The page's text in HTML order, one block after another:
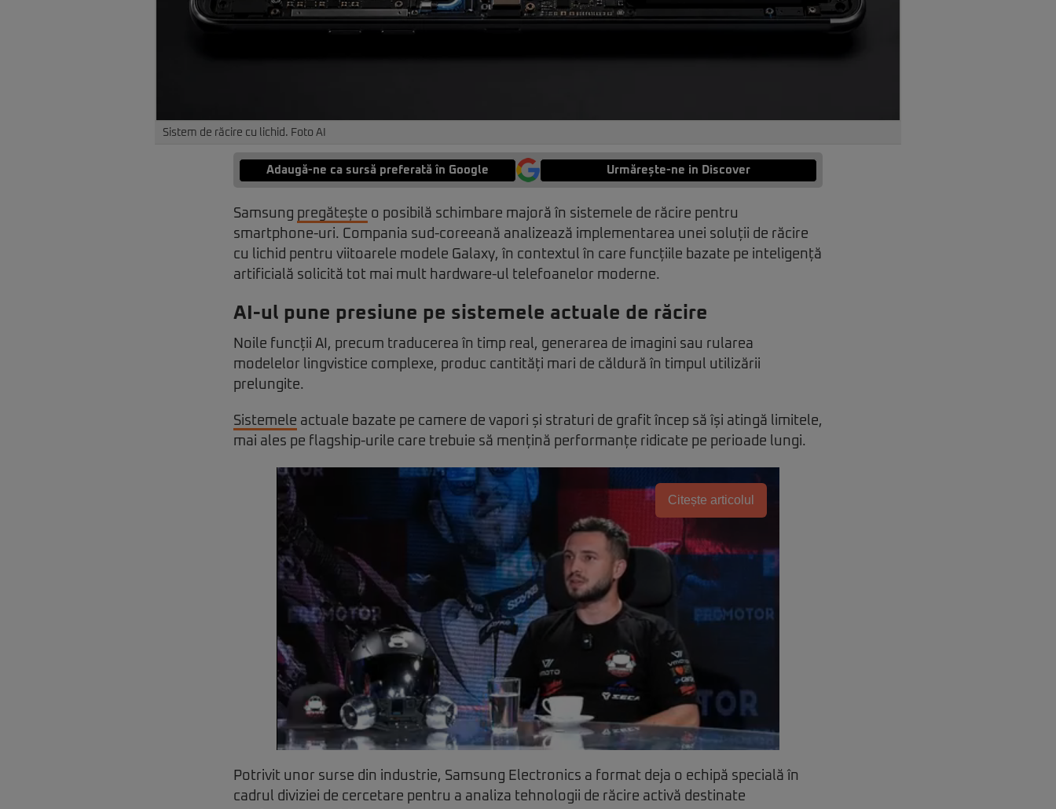
Sistem de răcire cu lichid. Foto AI
Adaugă-ne ca sursă preferată în Google Urmărește-ne in Discover
Samsung pregătește o posibilă schimbare majoră în sistemele de răcire pentru
smartphone-uri. Compania sud-coreeană analizează implementarea unei soluții de răcire
cu lichid pentru viitoarele modele Galaxy, în contextul în care funcțiile bazate pe inteligență
artificială solicită tot mai mult hardware-ul telefoanelor moderne.
AI-ul pune presiune pe sistemele actuale de răcire
Noile funcții AI, precum traducerea în timp real, generarea de imagini sau rularea
modelelor lingvistice complexe, produc cantități mari de căldură în timpul utilizării
prelungite.
Sistemele actuale bazate pe camere de vapori și straturi de grafit încep să își atingă limitele,
mai ales pe flagship-urile care trebuie să mențină performanțe ridicate pe perioade lungi.
Citește articolul
Potrivit unor surse din industrie, Samsung Electronics a format deja o echipă specială în
cadrul diviziei de cercetare pentru a analiza tehnologii de răcire activă destinate